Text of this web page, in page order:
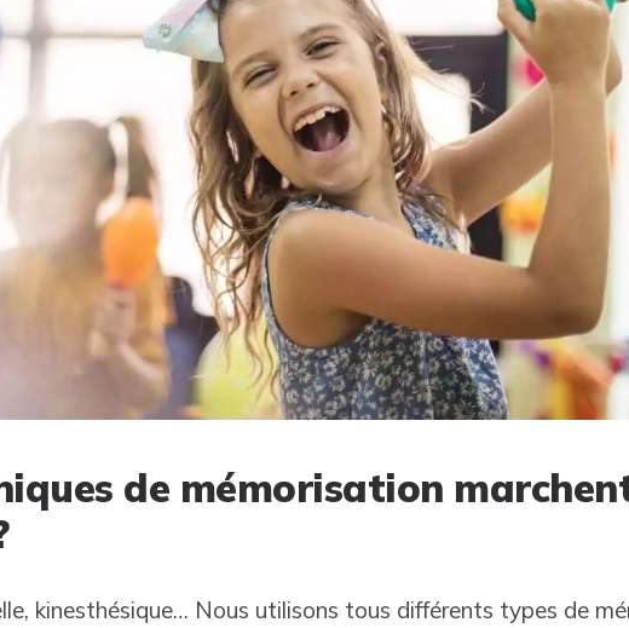
de mémorisation
kinesthésique… Nous utilisons tous différents types de